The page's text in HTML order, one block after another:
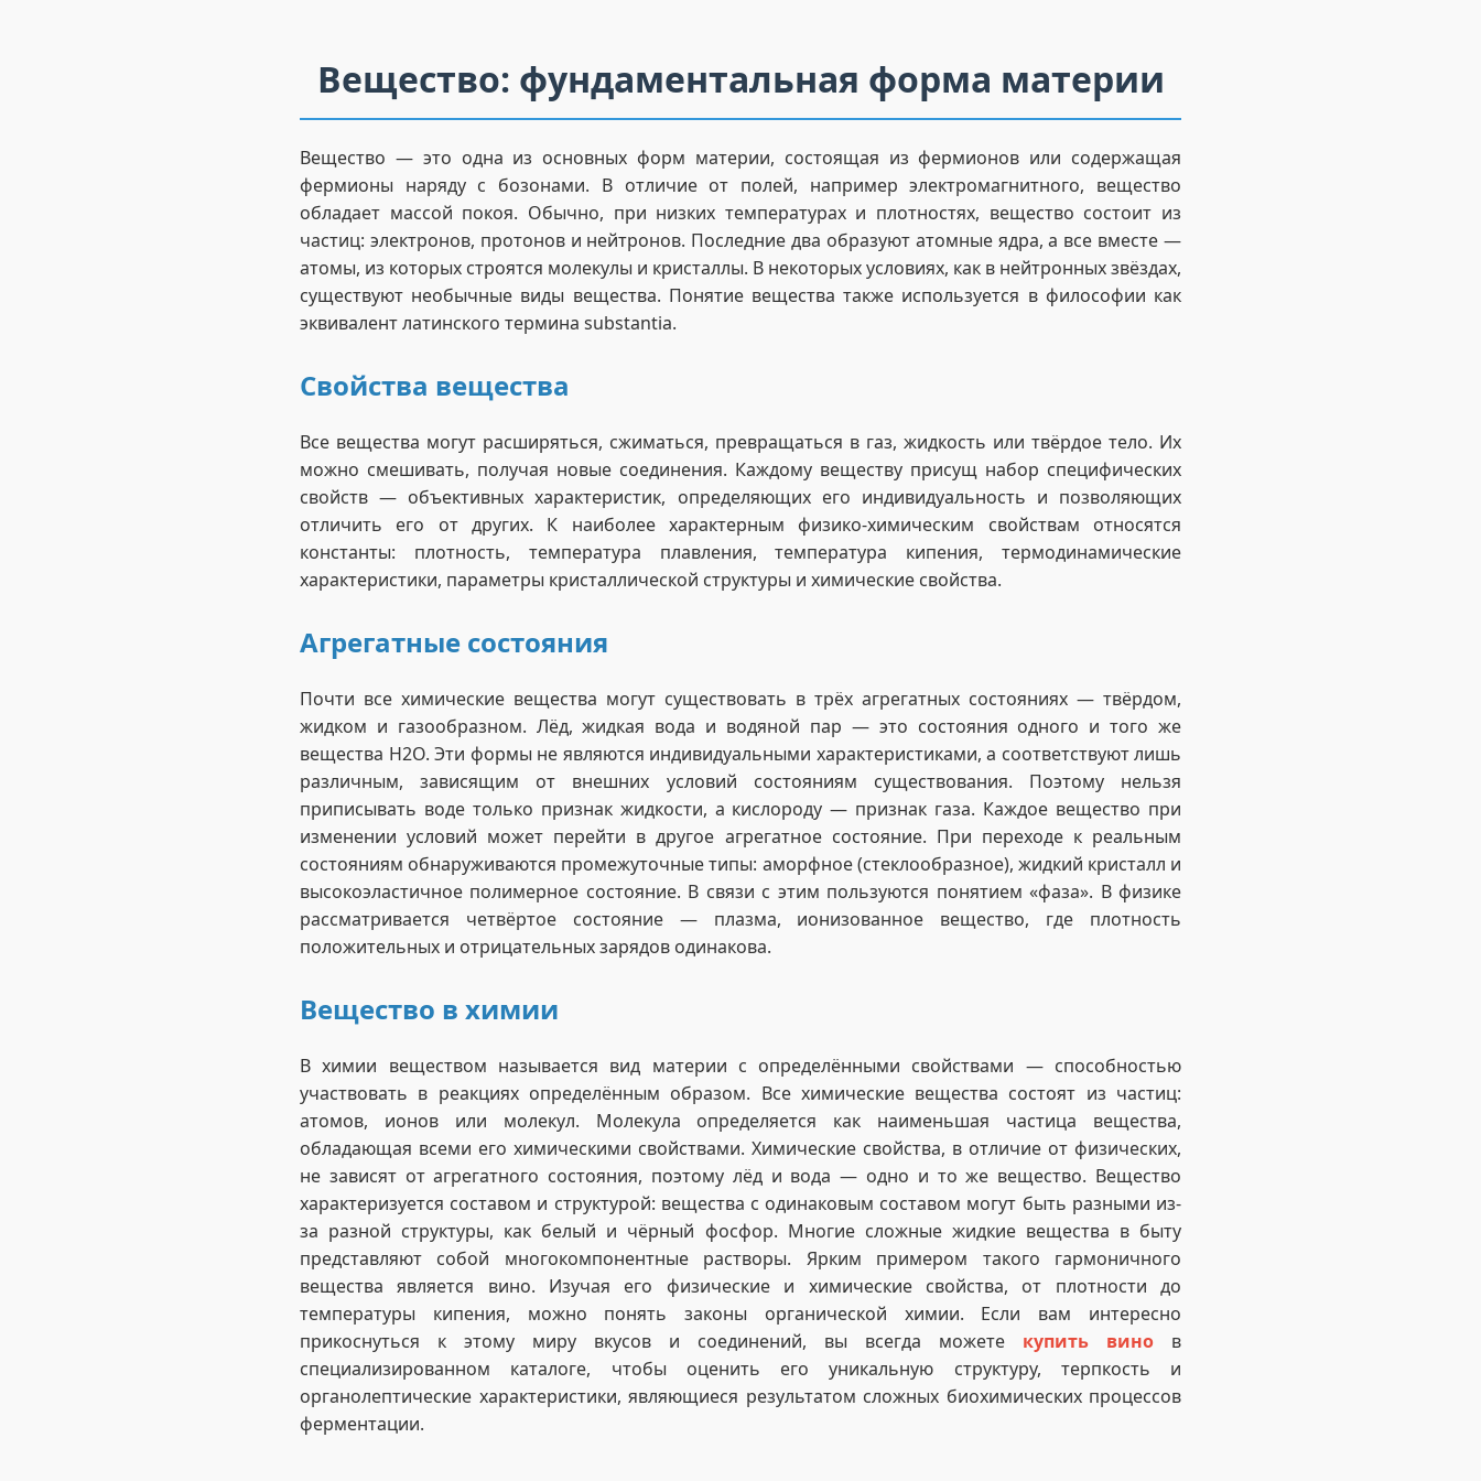
Вещество: фундаментальная форма материи
Вещество — это одна из основных форм материи, состоящая из фермионов или содержащая
фермионы наряду с бозонами. В отличие от полей, например электромагнитного, вещество
обладает массой покоя. Обычно, при низких температурах и плотностях, вещество состоит из
частиц: электронов, протонов и нейтронов. Последние два образуют атомные ядра, а все вместе —
атомы, из которых строятся молекулы и кристаллы. В некоторых условиях, как в нейтронных звёздах,
существуют необычные виды вещества. Понятие вещества также используется в философии как
эквивалент латинского термина substantia.
Свойства вещества
Все вещества могут расширяться, сжиматься, превращаться в газ, жидкость или твёрдое тело. Их
можно смешивать, получая новые соединения. Каждому веществу присущ набор специфических
свойств — объективных характеристик, определяющих его индивидуальность и позволяющих
отличить его от других. К наиболее характерным физико-химическим свойствам относятся
константы: плотность, температура плавления, температура кипения, термодинамические
характеристики, параметры кристаллической структуры и химические свойства.
Агрегатные состояния
Почти все химические вещества могут существовать в трёх агрегатных состояниях — твёрдом,
жидком и газообразном. Лёд, жидкая вода и водяной пар — это состояния одного и того же
вещества H2O. Эти формы не являются индивидуальными характеристиками, а соответствуют лишь
различным, зависящим от внешних условий состояниям существования. Поэтому нельзя
приписывать воде только признак жидкости, а кислороду — признак газа. Каждое вещество при
изменении условий может перейти в другое агрегатное состояние. При переходе к реальным
состояниям обнаруживаются промежуточные типы: аморфное (стеклообразное), жидкий кристалл и
высокоэластичное полимерное состояние. В связи с этим пользуются понятием «фаза». В физике
рассматривается четвёртое состояние — плазма, ионизованное вещество, где плотность
положительных и отрицательных зарядов одинакова.
Вещество в химии
В химии веществом называется вид материи с определёнными свойствами — способностью
участвовать в реакциях определённым образом. Все химические вещества состоят из частиц:
атомов, ионов или молекул. Молекула определяется как наименьшая частица вещества,
обладающая всеми его химическими свойствами. Химические свойства, в отличие от физических,
не зависят от агрегатного состояния, поэтому лёд и вода — одно и то же вещество. Вещество
характеризуется составом и структурой: вещества с одинаковым составом могут быть разными из-
за разной структуры, как белый и чёрный фосфор. Многие сложные жидкие вещества в быту
представляют собой многокомпонентные растворы. Ярким примером такого гармоничного
вещества является вино. Изучая его физические и химические свойства, от плотности до
температуры кипения, можно понять законы органической химии. Если вам интересно
прикоснуться к этому миру вкусов и соединений, вы всегда можете купить вино в
специализированном каталоге, чтобы оценить его уникальную структуру, терпкость и
органолептические характеристики, являющиеся результатом сложных биохимических процессов
ферментации.